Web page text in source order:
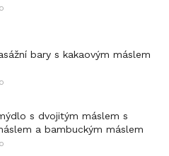
bary s kakaovým máslem
s dvojitým máslem s
a bambuckým máslem